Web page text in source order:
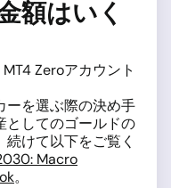
額はいく
Zeroアカウント
ーを選ぶ際の決め手
としてのゴールドの
けて以下をご覧く
Macro
。